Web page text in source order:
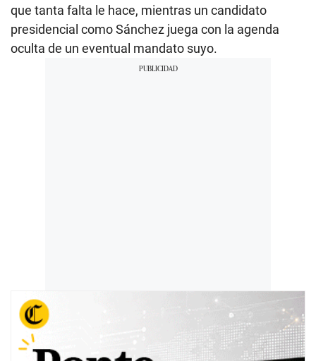
que tanta falta le hace, mientras un candidato
presidencial como Sánchez juega con la agenda
oculta de un eventual mandato suyo.